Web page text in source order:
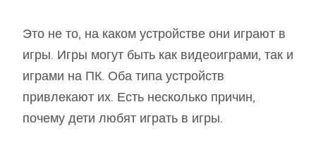
Это не то, на каком устройстве они играют в
игры. Игры могут быть как видеоиграми, так и
играми на ПК. Оба типа устройств
привлекают их. Есть несколько причин,
почему дети любят играть в игры.